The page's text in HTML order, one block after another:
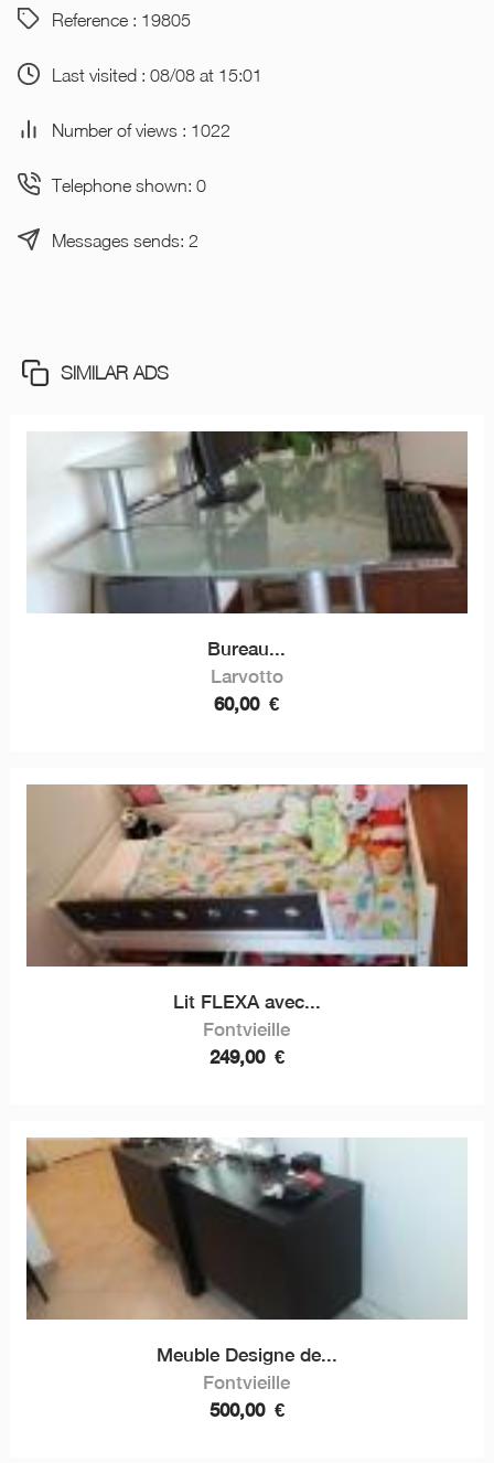
Reference : 19805
Last visited : 08/08 at 15:01
Number of views : 1022
Telephone shown: 0
Messages sends: 2
SIMILAR ADS
Bureau...
Larvotto
60,00 €
Lit FLEXA avec...
Fontvieille
249,00 €
Meuble Designe de...
Fontvieille
500,00 €